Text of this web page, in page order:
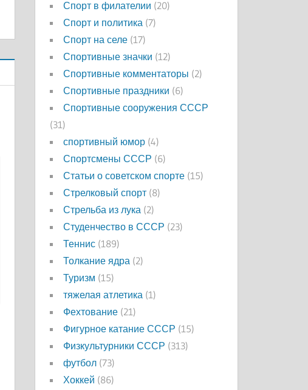
Спорт в филателии (20)
Спорт и политика (7)
Спорт на селе (17)
Спортивные значки (12)
Спортивные комментаторы (2)
Спортивные праздники (6)
Спортивные сооружения СССР
(31)
спортивный юмор (4)
Спортсмены СССР (6)
Статьи о советском спорте (15)
Стрелковый спорт (8)
Стрельба из лука (2)
Студенчество в СССР (23)
Теннис (189)
Толкание ядра (2)
Туризм (15)
тяжелая атлетика (1)
Фехтование (21)
Фигурное катание СССР (15)
Физкультурники СССР (313)
футбол (73)
Хоккей (86)